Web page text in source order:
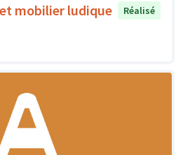
mobilier ludique
Réalisé